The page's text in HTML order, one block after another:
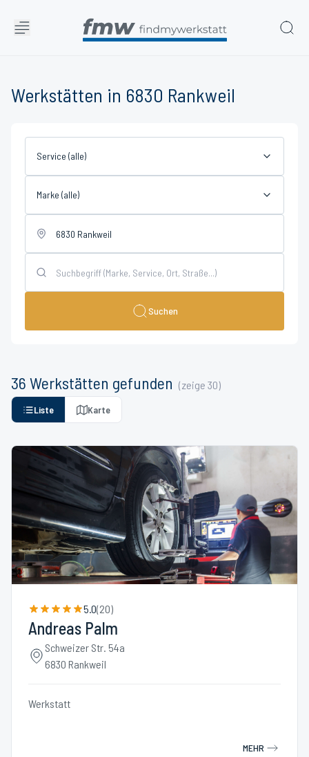
Werkstätten in 6830 Rankweil
Service (alle)
Marke (alle)
Suchen
36 Werkstätten gefunden (zeige 30)
Liste Karte
5.0(20)
Andreas Palm
Schweizer Str. 54a
6830 Rankweil
Werkstatt
MEHR